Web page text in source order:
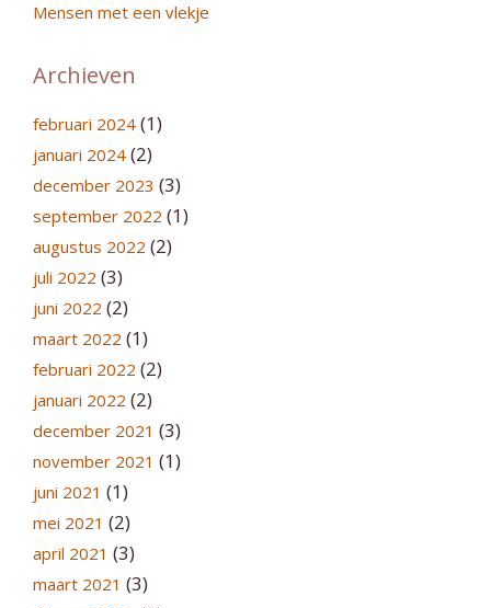
Mensen met een vlekje
Archieven
februari 2024 (1)
januari 2024 (2)
december 2023 (3)
september 2022 (1)
augustus 2022 (2)
juli 2022 (3)
juni 2022 (2)
maart 2022 (1)
februari 2022 (2)
januari 2022 (2)
december 2021 (3)
november 2021 (1)
juni 2021 (1)
mei 2021 (2)
april 2021 (3)
maart 2021 (3)